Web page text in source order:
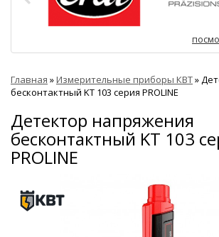
Главная »Измерительные приборы КВТ»
бесконтактный KT 103 серия PROLINE
Детектор напряжения
бесконтактный KT 103
PROLINE